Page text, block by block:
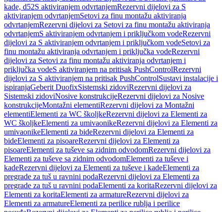
kade, d52S aktiviranjem odvrtanjemRezervni dijelovi za S
aktiviranjem odvrtanjemSetovi za finu montažu aktiviranja
odvrtanjemRezervni dijelovi za Setovi za finu montažu aktiviranja
odvrtanjemS aktiviranjem odvrtanjem i priključkom vodeRezervni
dijelovi za S aktiviranjem odvrtanjem i priključkom vodeSetovi za
finu montažu aktiviranja odvrtanjem i priključka vodeRezervni
dijelovi za Setovi za finu montažu aktiviranja odvrtanjem i
priključka vodeS aktiviranjem na pritisak PushControlRezervni
dijelovi za S aktiviranjem na pritisak PushControlSustavi instalacije i
ispiranjaGeberit DuofixSistemski zidoviRezervni dijelovi za
Sistemski zidoviNosive konstrukcijeRezervni dijelovi za Nosive
konstrukcijeMontažni elementiRezervni dijelovi za Montažni
elementiElementi za WC školjkeRezervni dijelovi za Elementi za
WC školjkeElementi za umivaonikeRezervni dijelovi za Elementi za
umivaonikeElementi za bideRezervni dijelovi za Elementi za
bideElementi za pisoareRezervni dijelovi za Elementi za
pisoareElementi za tuševe sa zidnim odvodomRezervni dijelovi za
Elementi za tuševe sa zidnim odvodomElementi za tuševe i
kadeRezervni dijelovi za Elementi za tuševe i kadeElementi za
pregrade za tuš u ravnini podaRezervni dijelovi za Elementi za
pregrade za tuš u ravnini podaElementi za koritaRezervni dijelovi za
Elementi za koritaElementi za armatureRezervni dijelovi za
Elementi za armatureElementi za perilice rublja i perilice